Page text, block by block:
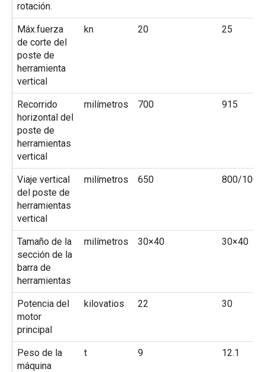
rotación.
Máx.fuerza
de corte del
poste de
herramienta
vertical
kn 20 25
Recorrido
horizontal del
poste de
herramientas
vertical
milímetros 700 915
Viaje vertical
del poste de
herramientas
vertical
milímetros 650 800/1000
Tamaño de la
sección de la
barra de
herramientas
milímetros 30×40 30×40
Potencia del
motor
principal
kilovatios 22 30
Peso de la
máquina
t 9 12.1